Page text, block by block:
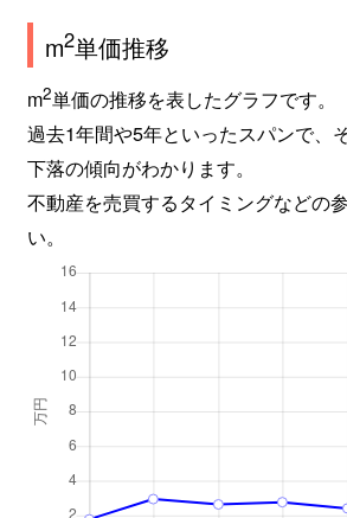
m2単価推移
m2単価の推移を表したグラフです。
過去1年間や5年といったスパンで、
下落の傾向がわかります。
不動産を売買するタイミングなどの
い。